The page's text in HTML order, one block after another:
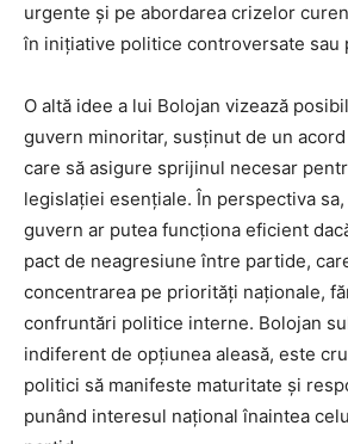
urgente și pe abordarea crizelor
în inițiative politice controversate sau
O altă idee a lui Bolojan vizează
guvern minoritar, susținut de un
care să asigure sprijinul necesar
legislației esențiale. În perspectiva
guvern ar putea funcționa eficient
pact de neagresiune între partide,
concentrarea pe priorități naționale,
confruntări politice interne. Bolojan
indiferent de opțiunea aleasă, este
politici să manifeste maturitate și
punând interesul național înaintea